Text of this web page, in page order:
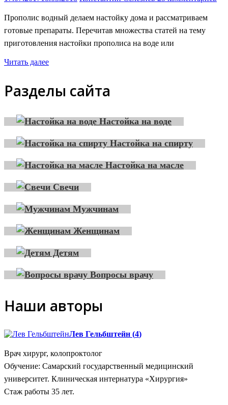
Прополис водный делаем настойку дома и рассматриваем
готовые препараты. Перечитав множества статей на тему
приготовления настойки прополиса на воде или
Читать далее
Разделы сайта
Настойка на воде
Настойка на спирту
Настойка на масле
Свечи
Мужчинам
Женщинам
Детям
Вопросы врачу
Наши авторы
Лев Гельбштейн (4)
Врач хирург, колопроктолог
Обучение: Самарский государственный медицинский
университет. Клиническая интернатура «Хирургия»
Стаж работы 35 лет.